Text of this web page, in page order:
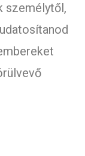
személytől,